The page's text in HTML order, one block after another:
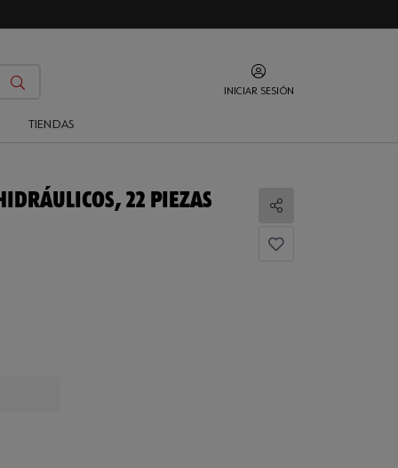
INICIAR SESIÓN
TIENDAS
22 PIEZAS
Compartir